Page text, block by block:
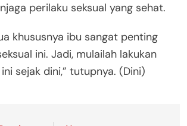
perilaku seksual yang sehat.
khususnya ibu sangat penting
ini. Jadi, mulailah lakukan
sejak dini,” tutupnya. (Dini)